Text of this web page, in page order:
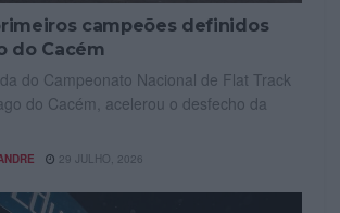
campeões definidos
do Cacém
do Campeonato Nacional de Flat Track
do Cacém, acelerou o desfecho da
29 JULHO, 2026